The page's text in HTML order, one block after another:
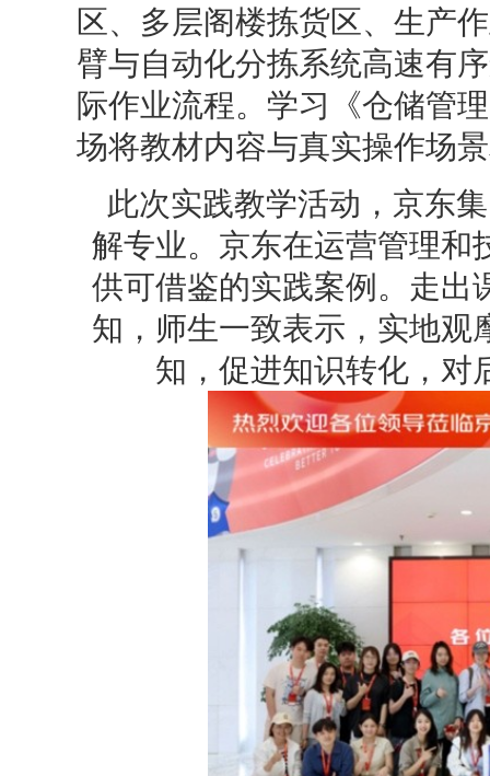
区、多层阁楼拣货区、生产
臂与自动化分拣系统高速有
际作业流程。学习《仓储管
场将教材内容与真实操作场
此次实践教学活动，京东
解专业。京东在运营管理和
供可借鉴的实践案例。走出
知，师生一致表示，实地观
知，促进知识转化，对